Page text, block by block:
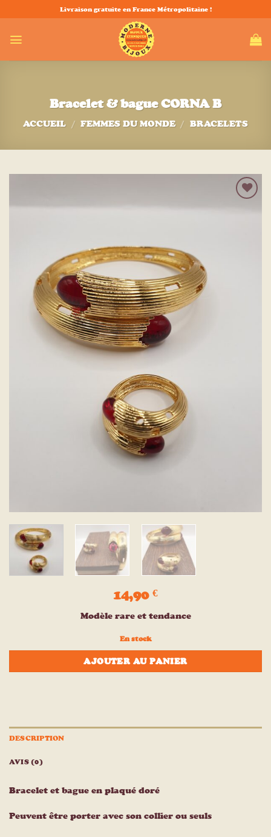
au
contenu
Livraison gratuite en France Métropolitaine !
Bracelet & bague CORNA B
ACCUEIL / FEMMES DU MONDE / BRACELETS
14,90 €
Modèle rare et tendance
En stock
AJOUTER AU PANIER
DESCRIPTION
AVIS (0)
Bracelet et bague en plaqué doré
Peuvent être porter avec son collier ou seuls